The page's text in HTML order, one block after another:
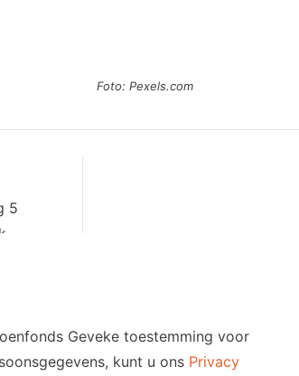
Foto: Pexels.com
5
Geveke toestemming voor
kunt u ons Privacy